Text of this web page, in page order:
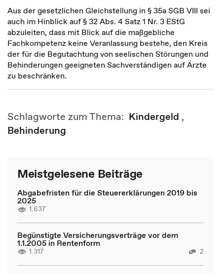
Aus der gesetzlichen Gleichstellung in § 35a SGB VIII sei
auch im Hinblick auf § 32 Abs. 4 Satz 1 Nr. 3 EStG
abzuleiten, dass mit Blick auf die maßgebliche
Fachkompetenz keine Veranlassung bestehe, den Kreis
der für die Begutachtung von seelischen Störungen und
Behinderungen geeigneten Sachverständigen auf Ärzte
zu beschränken.
Schlagworte zum Thema: Kindergeld ,
Behinderung
Meistgelesene Beiträge
Abgabefristen für die Steuererklärungen 2019 bis
2025
1.637
Begünstigte Versicherungsverträge vor dem
1.1.2005 in Rentenform
1.317 2